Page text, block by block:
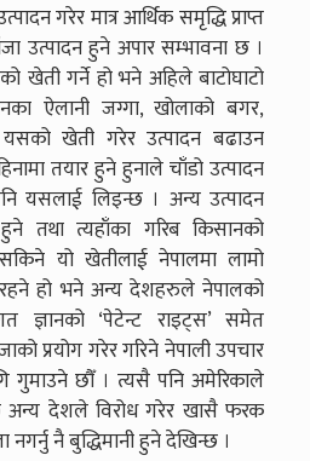
गरेर मात्र आर्थिक समृद्धि प्राप्त
उत्पादन हुने अपार सम्भावना छ ।
खेती गर्ने हो भने अहिले बाटोघाटो
ऐलानी जग्गा, खोलाको बगर,
यसको खेती गरेर उत्पादन बढाउन
तयार हुने हुनाले चाँडो उत्पादन
यसलाई लिइन्छ । अन्य उत्पादन
तथा त्यहाँका गरिब किसानको
यो खेतीलाई नेपालमा लामो
हो भने अन्य देशहरुले नेपालको
ज्ञानको ‘पेटेन्ट राइट्स’ समेत
प्रयोग गरेर गरिने नेपाली उपचार
गुमाउने छौँ । त्यसै पनि अमेरिकाले
अन्य देशले विरोध गरेर खासै फरक
नगर्नु नै बुद्धिमानी हुने देखिन्छ ।